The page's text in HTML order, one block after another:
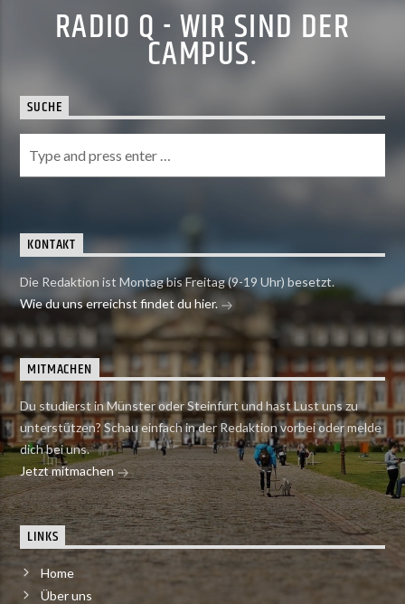
RADIO Q - WIR SIND DER
CAMPUS.
SUCHE
KONTAKT
Die Redaktion ist Montag bis Freitag (9-19 Uhr) besetzt.
Wie du uns erreichst findet du hier.
MITMACHEN
Du studierst in Münster oder Steinfurt und hast Lust uns zu
unterstützen? Schau einfach in der Redaktion vorbei oder melde
dich bei uns.
Jetzt mitmachen
LINKS
Home
Über uns